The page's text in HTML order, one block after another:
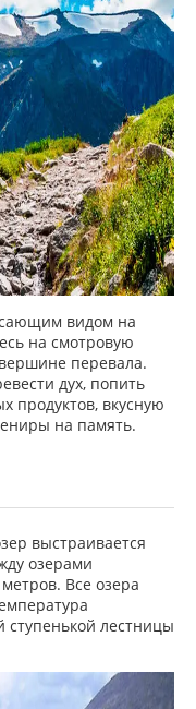
видом на
на смотровую
перевала.
дух, попить
продуктов, вкусную
на память.
выстраивается
озерами
Все озера
ступенькой лестницы